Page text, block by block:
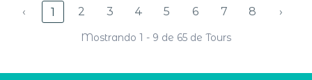
‹ 1 2 3 4 5 6 7 8 ›
Mostrando 1 - 9 de 65 de Tours